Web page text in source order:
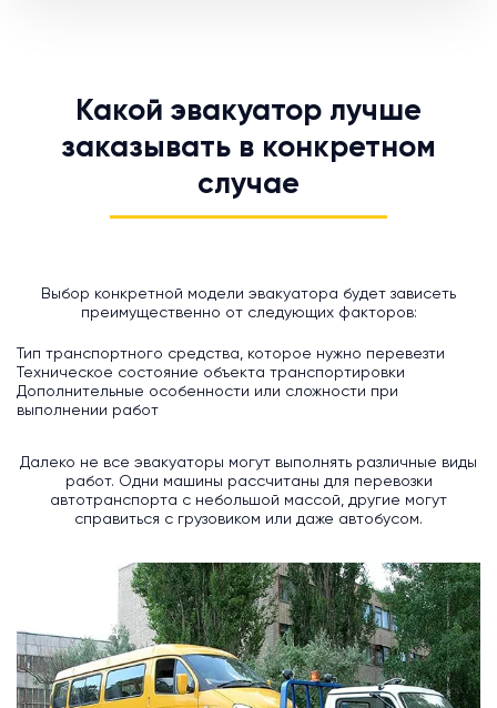
Какой эвакуатор лучше
заказывать в конкретном
случае
Выбор конкретной модели эвакуатора будет зависеть
преимущественно от следующих факторов:
Тип транспортного средства, которое нужно перевезти
Техническое состояние объекта транспортировки
Дополнительные особенности или сложности при
выполнении работ
Далеко не все эвакуаторы могут выполнять различные виды
работ. Одни машины рассчитаны для перевозки
автотранспорта с небольшой массой, другие могут
справиться с грузовиком или даже автобусом.